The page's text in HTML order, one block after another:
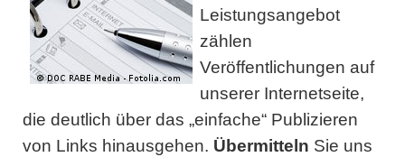
Leistungsangebot
zählen
Veröffentlichungen auf
unserer Internetseite,
die deutlich über das „einfache“ Publizieren
von Links hinausgehen. Übermitteln Sie uns